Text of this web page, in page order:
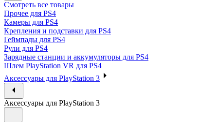
Смотреть все товары
Прочее для PS4
Камеры для PS4
Крепления и подставки для PS4
Геймпады для PS4
Рули для PS4
Зарядные станции и аккумуляторы для PS4
Шлем PlayStation VR для PS4
Аксессуары для PlayStation 3
Аксессуары для PlayStation 3